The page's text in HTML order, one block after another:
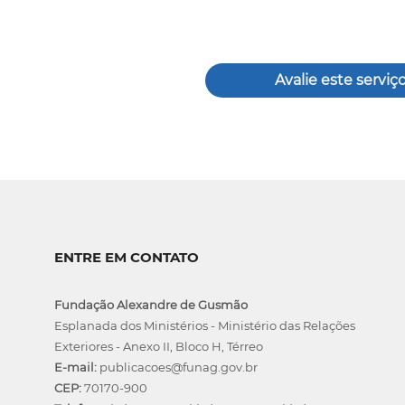
Avalie este
ENTRE EM CONTATO
Fundação Alexandre de Gusmão
Esplanada dos Ministérios - Ministério das Relações
Exteriores - Anexo II, Bloco H, Térreo
E-mail: publicacoes@funag.gov.br
CEP:70170-900